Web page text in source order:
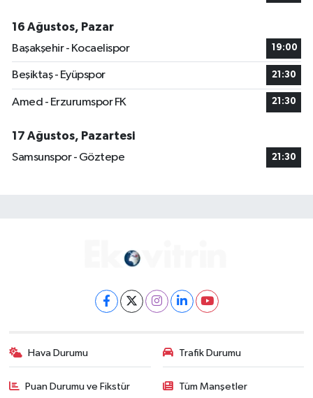
16 Ağustos, Pazar
Başakşehir - Kocaelispor
19:00
Beşiktaş - Eyüpspor 21:30
Amed - Erzurumspor FK 21:30
17 Ağustos, Pazartesi
Samsunspor - Göztepe
21:30
Hava Durumu Trafik Durumu
Puan Durumu ve Fikstür Tüm Manşetler